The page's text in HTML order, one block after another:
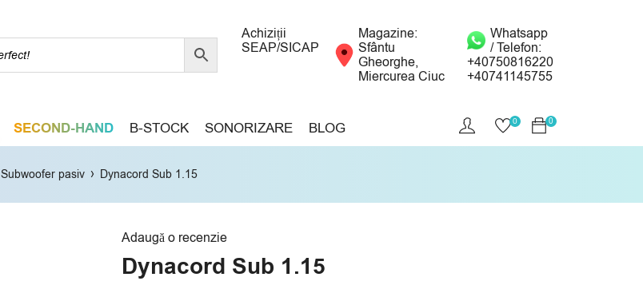
Achiziții
SEAP/SICAP
Magazine:
Sfântu
Gheorghe,
Miercurea Ciuc
Whatsapp
/ Telefon:
+40750816220
+40741145755
SECOND-HAND B-STOCK SONORIZARE BLOG 0
0
Subwoofer pasiv › Dynacord Sub 1.15
Adaugă o recenzie
Dynacord Sub 1.15